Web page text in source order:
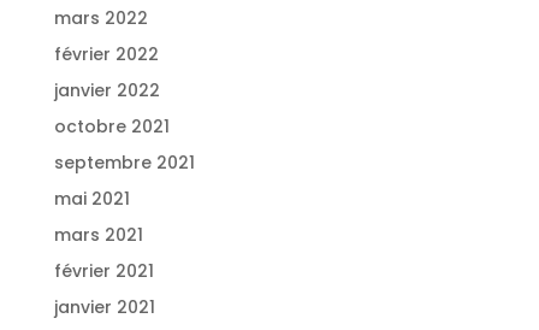
mars 2022
février 2022
janvier 2022
octobre 2021
septembre 2021
mai 2021
mars 2021
février 2021
janvier 2021